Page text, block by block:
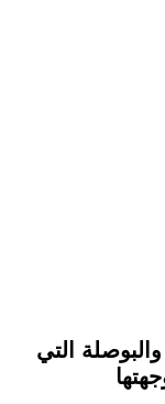
التي